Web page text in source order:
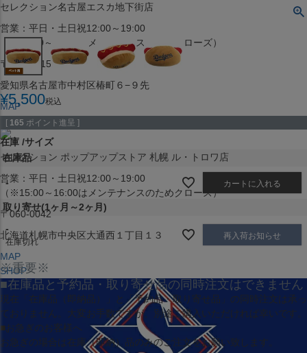
セレクション名古屋エスカ地下街店
営業：平日・土日祝12:00～19:00
（※15:00～16:00はメンテナンスのためクローズ）
〒453-0015
愛知県名古屋市中村区椿町６−９先
MAP
SHOP
セレクション ポップアップストア 札幌 ル・トロワ店
営業：平日・土日祝12:00～19:00
（※15:00～16:00はメンテナンスのためクローズ）
〒060-0042
北海道札幌市中央区大通西１丁目１３
MAP
SHOP
¥5,500税込
[ 165 ポイント進呈 ]
在庫 サイズ
在庫品
- カートに入れる
取り寄せ(1ヶ月～2ヶ月)
-
在庫切れ
再入荷お知らせ
※重要※
■在庫品と予約品・取り寄せ品の同時注文はできません
現在 「在庫品（即納品）」 と 「予約品・取り寄せ品」 の同時注文は承っ
ておりません。大変お手数ですが、別途ご購入いただければ幸いです。
■お急ぎのお客様へ
お急ぎの場合は 在庫（即納）品のみのご注文をお願い致します。